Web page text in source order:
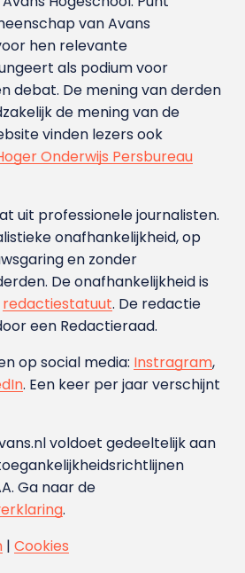
van Avans
hen relevante
als podium voor
debat. De mening van derden
de mening van de
vinden lezers ook
Onderwijs Persbureau
uit professionele journalisten.
onafhankelijkheid, op
en zonder
De onafhankelijkheid is
redactiestatuut. De redactie
een Redactieraad.
op social media: Instragram,
. Een keer per jaar verschijnt
voldoet gedeeltelijk aan
Ga naar de
.
| Cookies